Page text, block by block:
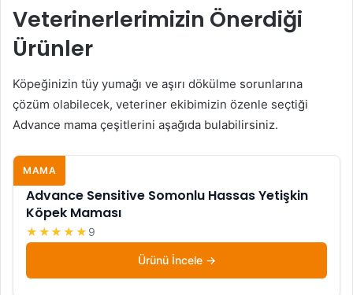
Veterinerlerimizin Önerdiği
Ürünler
Köpeğinizin tüy yumağı ve aşırı dökülme sorunlarına
çözüm olabilecek, veteriner ekibimizin özenle seçtiği
Advance mama çeşitlerini aşağıda bulabilirsiniz.
MAMA
Advance Sensitive Somonlu Hassas Yetişkin
Köpek Maması
★★★★★ 9
Ürünü İncele